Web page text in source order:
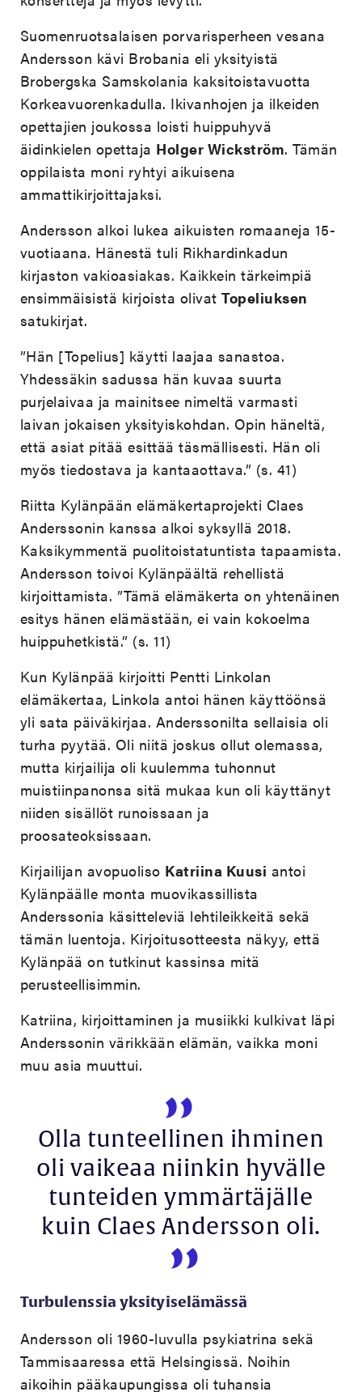
Suomenruotsalaisen porvarisperheen vesana
Andersson kävi Brobania eli yksityistä
Brobergska Samskolania kaksitoistavuotta
Korkeavuorenkadulla. Ikivanhojen ja ilkeiden
opettajien joukossa loisti huippuhyvä
äidinkielen opettaja Holger Wickström. Tämän
oppilaista moni ryhtyi aikuisena
ammattikirjoittajaksi.
Andersson alkoi lukea aikuisten romaaneja 15-
vuotiaana. Hänestä tuli Rikhardinkadun
kirjaston vakioasiakas. Kaikkein tärkeimpiä
ensimmäisistä kirjoista olivatTopeliuksen
satukirjat.
”Hän [Topelius] käytti laajaa sanastoa.
Yhdessäkin sadussa hän kuvaa suurta
purjelaivaa ja mainitsee nimeltä varmasti
laivan jokaisen yksityiskohdan. Opin häneltä,
että asiat pitää esittää täsmällisesti. Hän oli
myös tiedostava ja kantaaottava.” (s. 41)
Riitta Kylänpään elämäkertaprojekti Claes
Anderssonin kanssa alkoi syksyllä 2018.
Kaksikymmentä puolitoistatuntista tapaamista.
Andersson toivoi Kylänpäältä rehellistä
kirjoittamista. ”Tämä elämäkerta on yhtenäinen
esitys hänen elämästään, ei vain kokoelma
huippuhetkistä.” (s. 11)
Kun Kylänpää kirjoitti Pentti Linkolan
elämäkertaa, Linkola antoi hänen käyttöönsä
yli sata päiväkirjaa. Anderssonilta sellaisia oli
turha pyytää. Oli niitä joskus ollut olemassa,
mutta kirjailija oli kuulemma tuhonnut
muistiinpanonsa sitä mukaa kun oli käyttänyt
niiden sisällöt runoissaan ja
proosateoksissaan.
Kirjailijan avopuoliso Katriina Kuusi antoi
Kylänpäälle monta muovikassillista
Anderssonia käsitteleviä lehtileikkeitä sekä
tämän luentoja. Kirjoitusotteesta näkyy, että
Kylänpää on tutkinut kassinsa mitä
perusteellisimmin.
Katriina, kirjoittaminen ja musiikki kulkivat läpi
Anderssonin värikkään elämän, vaikka moni
muu asia muuttui.
Olla tunteellinen ihminen
oli vaikeaa niinkin hyvälle
tunteiden ymmärtäjälle
kuin Claes Andersson oli.
Turbulenssia yksityiselämässä
Andersson oli 1960-luvulla psykiatrina sekä
Tammisaaressa että Helsingissä. Noihin
aikoihin pääkaupungissa oli tuhansia